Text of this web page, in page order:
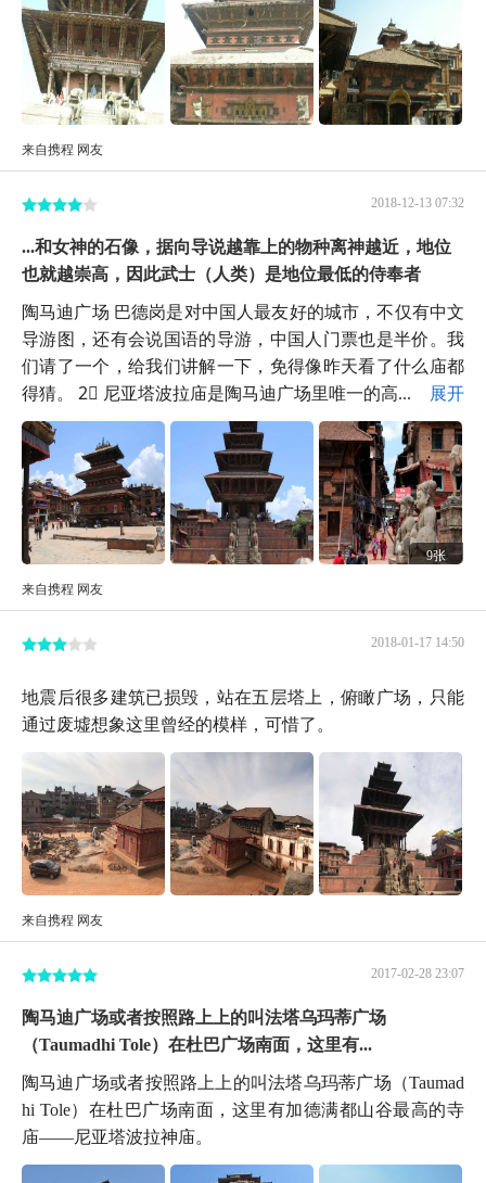
来自携程 网友
2018-12-13 07:32
...和女神的石像，据向导说越靠上的物种离神越近，地位
也就越崇高，因此武士（人类）是地位最低的侍奉者
陶马迪广场 巴德岗是对中国人最友好的城市，不仅有中文
导游图，还有会说国语的导游，中国人门票也是半价。我
们请了一个，给我们讲解一下，免得像昨天看了什么庙都
得猜。 2⃣ 尼亚塔波拉庙是陶马迪广场里唯一的高...
展开
9张
来自携程 网友
2018-01-17 14:50
地震后很多建筑已损毁，站在五层塔上，俯瞰广场，只能
通过废墟想象这里曾经的模样，可惜了。
来自携程 网友
2017-02-28 23:07
陶马迪广场或者按照路上上的叫法塔乌玛蒂广场
（Taumadhi Tole）在杜巴广场南面，这里有...
陶马迪广场或者按照路上上的叫法塔乌玛蒂广场（Taumad
hi Tole）在杜巴广场南面，这里有加德满都山谷最高的寺
庙——尼亚塔波拉神庙。